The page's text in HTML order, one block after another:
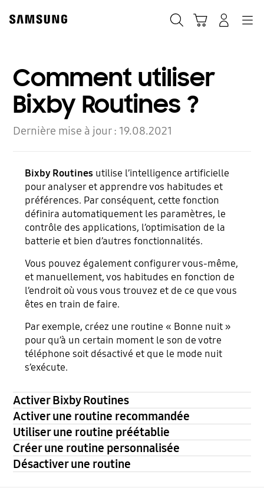
content
Comment utiliser
Bixby Routines ?
Dernière mise à jour : 19.08.2021
Bixby Routines utilise l’intelligence artificielle
pour analyser et apprendre vos habitudes et
préférences. Par conséquent, cette fonction
définira automatiquement les paramètres, le
contrôle des applications, l’optimisation de la
batterie et bien d’autres fonctionnalités.
Vous pouvez également configurer vous-même,
et manuellement, vos habitudes en fonction de
l’endroit où vous vous trouvez et de ce que vous
êtes en train de faire.
Par exemple, créez une routine « Bonne nuit »
pour qu’à un certain moment le son de votre
téléphone soit désactivé et que le mode nuit
s’exécute.
Activer Bixby Routines
Activer une routine recommandée
Utiliser une routine préétablie
Créer une routine personnalisée
Désactiver une routine